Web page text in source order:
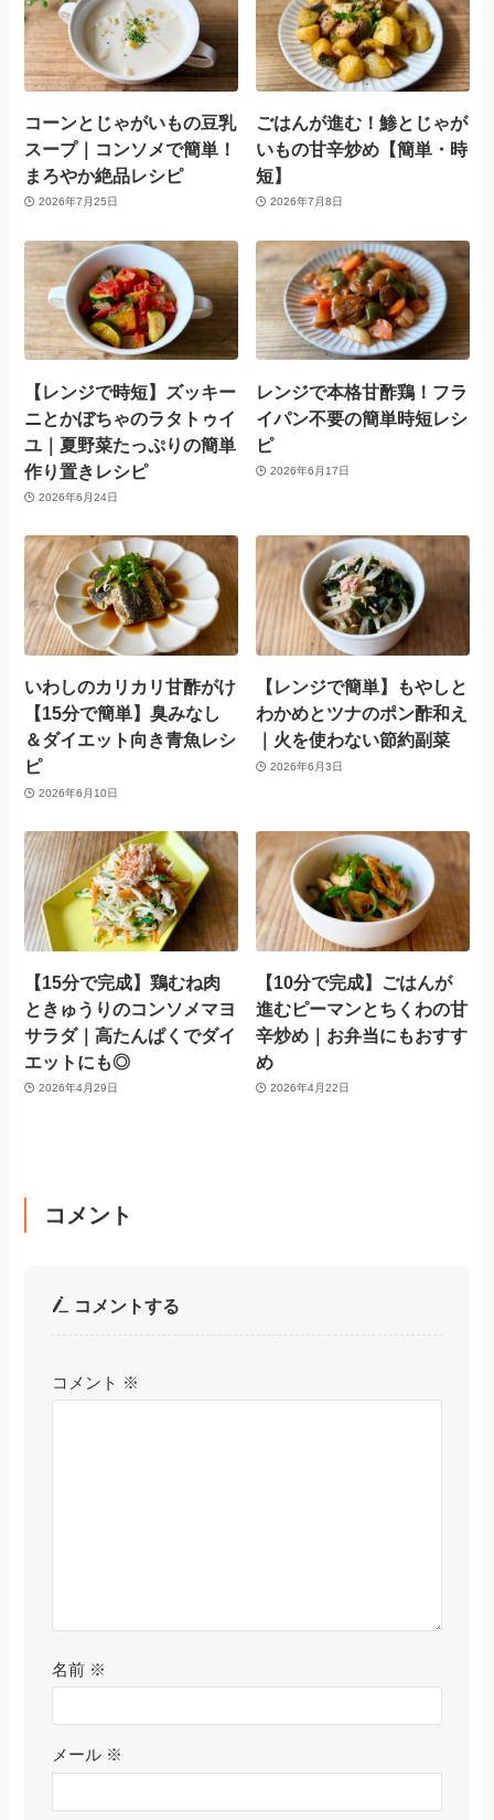
コーンとじゃがいもの豆乳
スープ｜コンソメで簡単！
まろやか絶品レシピ
2026年7月25日
ごはんが進む！鯵とじゃが
いもの甘辛炒め【簡単・時
短】
2026年7月8日
【レンジで時短】ズッキー
ニとかぼちゃのラタトゥイ
ユ｜夏野菜たっぷりの簡単
作り置きレシピ
2026年6月24日
レンジで本格甘酢鶏！フラ
イパン不要の簡単時短レシ
ピ
2026年6月17日
いわしのカリカリ甘酢がけ
【15分で簡単】臭みなし
＆ダイエット向き青魚レシ
ピ
2026年6月10日
【レンジで簡単】もやしと
わかめとツナのポン酢和え
｜火を使わない節約副菜
2026年6月3日
【15分で完成】鶏むね肉
ときゅうりのコンソメマヨ
サラダ｜高たんぱくでダイ
エットにも◎
2026年4月29日
【10分で完成】ごはんが
進むピーマンとちくわの甘
辛炒め｜お弁当にもおすす
め
2026年4月22日
コメント
コメントする
コメント ※
名前 ※
メール ※